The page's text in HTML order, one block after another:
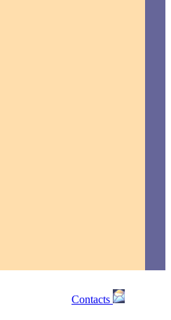
Contacts